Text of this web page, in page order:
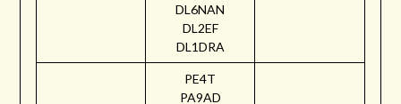
DL6NAN
DL2EF
DL1DRA
PE4T
PA9AD